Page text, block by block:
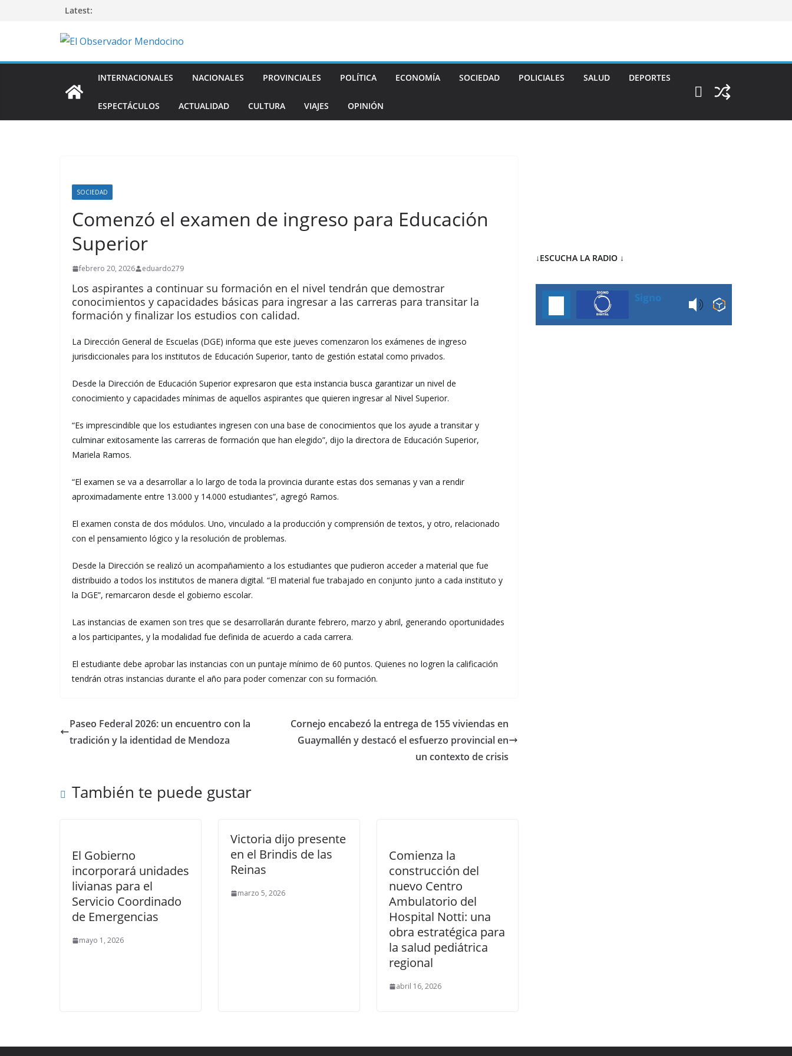
Latest:
INTERNACIONALES NACIONALES PROVINCIALES POLÍTICA ECONOMÍA SOCIEDAD POLICIALES SALUD DEPORTES
ESPECTÁCULOS ACTUALIDAD CULTURA VIAJES OPINIÓN
SOCIEDAD
Comenzó el examen de ingreso para Educación
Superior
febrero 20, 2026 eduardo279
Los aspirantes a continuar su formación en el nivel tendrán que demostrar
conocimientos y capacidades básicas para ingresar a las carreras para transitar la
formación y finalizar los estudios con calidad.
La Dirección General de Escuelas (DGE) informa que este jueves comenzaron los exámenes de ingreso
jurisdiccionales para los institutos de Educación Superior, tanto de gestión estatal como privados.
Desde la Dirección de Educación Superior expresaron que esta instancia busca garantizar un nivel de
conocimiento y capacidades mínimas de aquellos aspirantes que quieren ingresar al Nivel Superior.
“Es imprescindible que los estudiantes ingresen con una base de conocimientos que los ayude a transitar y
culminar exitosamente las carreras de formación que han elegido”, dijo la directora de Educación Superior,
Mariela Ramos.
“El examen se va a desarrollar a lo largo de toda la provincia durante estas dos semanas y van a rendir
aproximadamente entre 13.000 y 14.000 estudiantes”, agregó Ramos.
El examen consta de dos módulos. Uno, vinculado a la producción y comprensión de textos, y otro, relacionado
con el pensamiento lógico y la resolución de problemas.
Desde la Dirección se realizó un acompañamiento a los estudiantes que pudieron acceder a material que fue
distribuido a todos los institutos de manera digital. “El material fue trabajado en conjunto junto a cada instituto y
la DGE”, remarcaron desde el gobierno escolar.
Las instancias de examen son tres que se desarrollarán durante febrero, marzo y abril, generando oportunidades
a los participantes, y la modalidad fue definida de acuerdo a cada carrera.
El estudiante debe aprobar las instancias con un puntaje mínimo de 60 puntos. Quienes no logren la calificación
tendrán otras instancias durante el año para poder comenzar con su formación.
Paseo Federal 2026: un encuentro con la
tradición y la identidad de Mendoza
Cornejo encabezó la entrega de 155 viviendas en
Guaymallén y destacó el esfuerzo provincial en
un contexto de crisis
También te puede gustar
El Gobierno
incorporará unidades
livianas para el
Servicio Coordinado
de Emergencias
mayo 1, 2026
Victoria dijo presente
en el Brindis de las
Reinas
marzo 5, 2026
Comienza la
construcción del
nuevo Centro
Ambulatorio del
Hospital Notti: una
obra estratégica para
la salud pediátrica
regional
abril 16, 2026
↓ESCUCHA LA RADIO ↓
Signo